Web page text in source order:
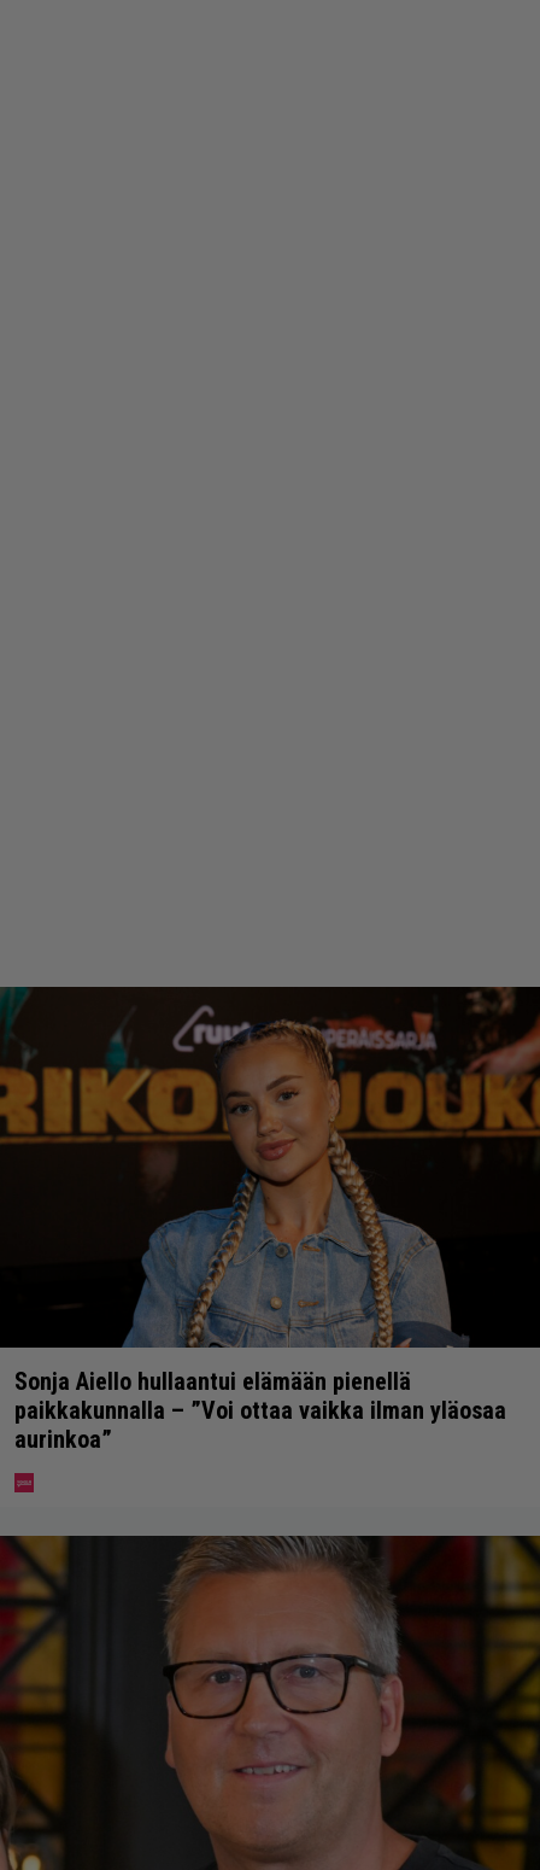
Sonja Aiello hullaantui elämään pienellä
paikkakunnalla – ”Voi ottaa vaikka ilman yläosaa
aurinkoa”